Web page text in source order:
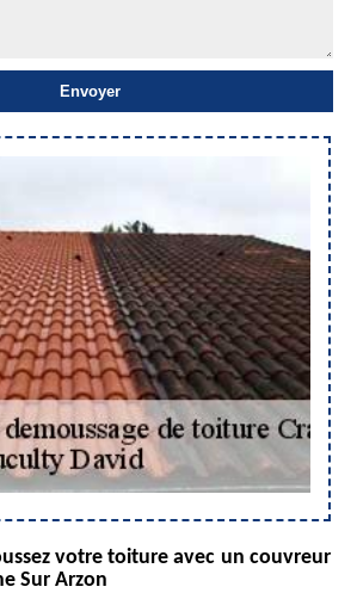
votre toiture avec un couvreur
Sur Arzon